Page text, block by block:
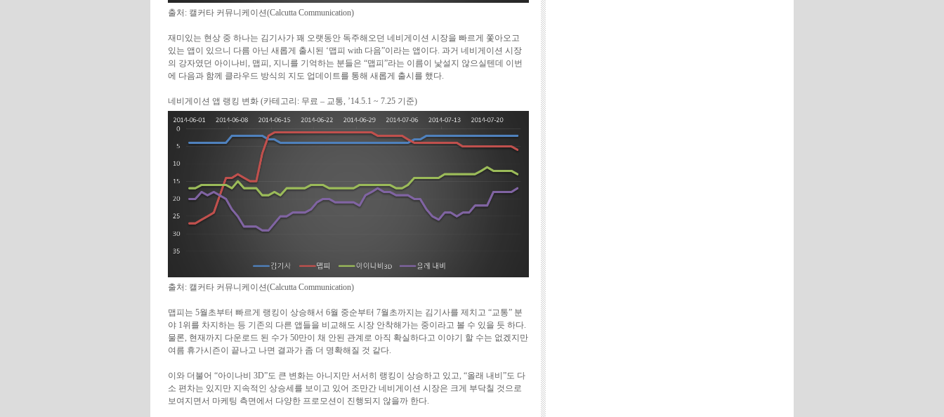
출처: 캘커타 커뮤니케이션(Calcutta Communication)
재미있는 현상 중 하나는 김기사가 꽤 오랫동안 독주해오던 네비게이션 시장을 빠르게 쫓아오고
있는 앱이 있으니 다름 아닌 새롭게 출시된 ‘맵피 with 다음”이라는 앱이다. 과거 네비게이션 시장
의 강자였던 아이나비, 맵피, 지니를 기억하는 분들은 “맵피”라는 이름이 낯설지 않으실텐데 이번
에 다음과 함께 클라우드 방식의 지도 업데이트를 통해 새롭게 출시를 했다.
네비게이션 앱 랭킹 변화 (카테고리: 무료 – 교통, ’14.5.1 ~ 7.25 기준)
출처: 캘커타 커뮤니케이션(Calcutta Communication)
맵피는 5월초부터 빠르게 랭킹이 상승해서 6월 중순부터 7월초까지는 김기사를 제치고 “교통” 분
야 1위를 차지하는 등 기존의 다른 앱들을 비교해도 시장 안착해가는 중이라고 볼 수 있을 듯 하다.
물론, 현재까지 다운로드 된 수가 50만이 채 안된 관계로 아직 확실하다고 이야기 할 수는 없겠지만
여름 휴가시즌이 끝나고 나면 결과가 좀 더 명확해질 것 같다.
이와 더불어 “아이나비 3D”도 큰 변화는 아니지만 서서히 랭킹이 상승하고 있고, “올래 내비”도 다
소 편차는 있지만 지속적인 상승세를 보이고 있어 조만간 네비게이션 시장은 크게 부닥칠 것으로
보여지면서 마케팅 측면에서 다양한 프로모션이 진행되지 않을까 한다.